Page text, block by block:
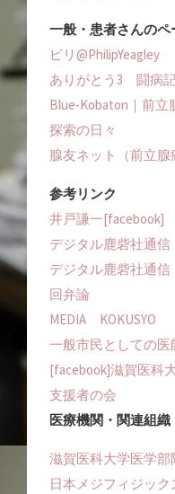
一般・患者さんのペ
ピリ@PhilipYeagley
ありがとう3 闘病
Blue-Kobaton｜前
探索の日々
腺友ネット（前立腺
参考リンク
井戸謙一[facebook]
デジタル鹿砦社通信
デジタル鹿砦社通
回弁論
MEDIA KOKUSYO
一般市民としての医
[facebook]滋賀医科
支援者の会
医療機関・関連組織
滋賀医科大学医学部
日本メジフィジッ